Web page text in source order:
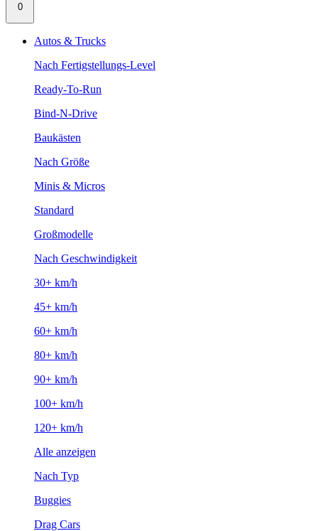
0
Autos & Trucks
Nach Fertigstellungs-Level
Ready-To-Run
Bind-N-Drive
Baukästen
Nach Größe
Minis & Micros
Standard
Großmodelle
Nach Geschwindigkeit
30+ km/h
45+ km/h
60+ km/h
80+ km/h
90+ km/h
100+ km/h
120+ km/h
Alle anzeigen
Nach Typ
Buggies
Drag Cars